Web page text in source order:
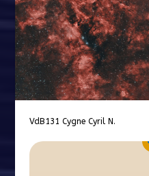
Views: 545
VdB131 Cygne Cyril N.